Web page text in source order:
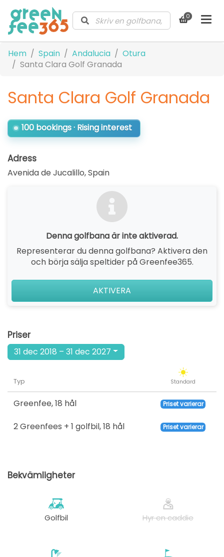
0
Hem Spain Andalucia
Otura
Santa Clara Golf Granada
Santa Clara Golf Granada
100 bookings · Rising interest
Adress
Avenida de Jucalillo,Spain
Denna golfbana är inte aktiverad.
Representerar du denna golfbana? Aktivera den
och börja sälja speltider på Greenfee365.
AKTIVERA
Priser
31 dec 2018 – 31 dec 2027
Typ Standard
Greenfee,18 hål Priset varierar
2 Greenfees + 1 golfbil,18 hål Priset varierar
Bekvämligheter
Golfbil Hyr en caddie